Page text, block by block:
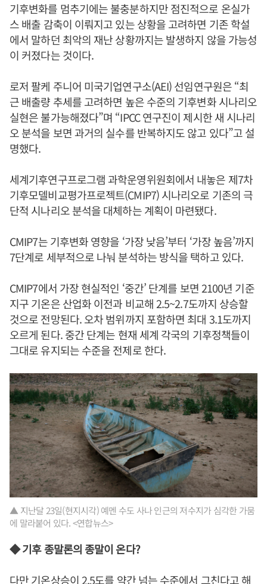
기후변화를 멈추기에는 불충분하지만 점진적으로 온실가
스 배출 감축이 이뤄지고 있는 상황을 고려하면 기존 학설
에서 말하던 최악의 재난 상황까지는 발생하지 않을 가능성
이 커졌다는 것이다.
로저 팔케 주니어 미국기업연구소(AEI) 선임연구원은 “최
근 배출량 추세를 고려하면 높은 수준의 기후변화 시나리오
실현은 불가능해졌다”며 “IPCC 연구진이 제시한 새 시나리
오 분석을 보면 과거의 실수를 반복하지도 않고 있다”고 설
명했다.
세계기후연구프로그램 과학운영위원회에서 내놓은 제7차
기후모델비교평가프로젝트(CMIP7) 시나리오로 기존의 극
단적 시나리오 분석을 대체하는 계획이 마련됐다.
CMIP7는 기후변화 영향을 ‘가장 낮음’부터 ‘가장 높음’까지
7단계로 세부적으로 나눠 분석하는 방식을 택하고 있다.
CMIP7에서 가장 현실적인 ‘중간’ 단계를 보면 2100년 기준
지구 기온은 산업화 이전과 비교해 2.5~2.7도까지 상승할
것으로 전망된다. 오차 범위까지 포함하면 최대 3.1도까지
오르게 된다. 중간 단계는 현재 세계 각국의 기후정책들이
그대로 유지되는 수준을 전제로 한다.
▲ 지난달 23일(현지시각) 예멘 수도 사나 인근의 저수지가 심각한 가뭄
에 말라붙어 있다. <연합뉴스>
◆ 기후 종말론의 종말이 온다?
다만 기온상승이 2.5도를 약간 넘는 수준에서 그친다고 해